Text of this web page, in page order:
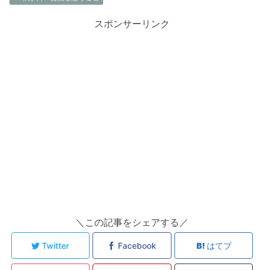
スポンサーリンク
＼この記事をシェアする／
Twitter Facebook はてブ